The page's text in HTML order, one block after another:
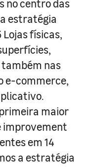
no centro das
estratégia
físicas,
também nas
e-commerce,
maior
improvement
em 14
a estratégia